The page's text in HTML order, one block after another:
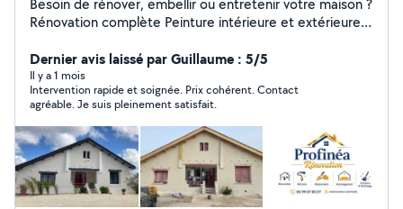
Besoin de rénover, embellir ou entretenir votre maison ?
Rénovation complète Peinture intérieure et extérieure
nettoyage
Dernier avis laissé par Guillaume : 5/5
Il y a 1 mois
Intervention rapide et soignée. Prix cohérent. Contact
agréable. Je suis pleinement satisfait.